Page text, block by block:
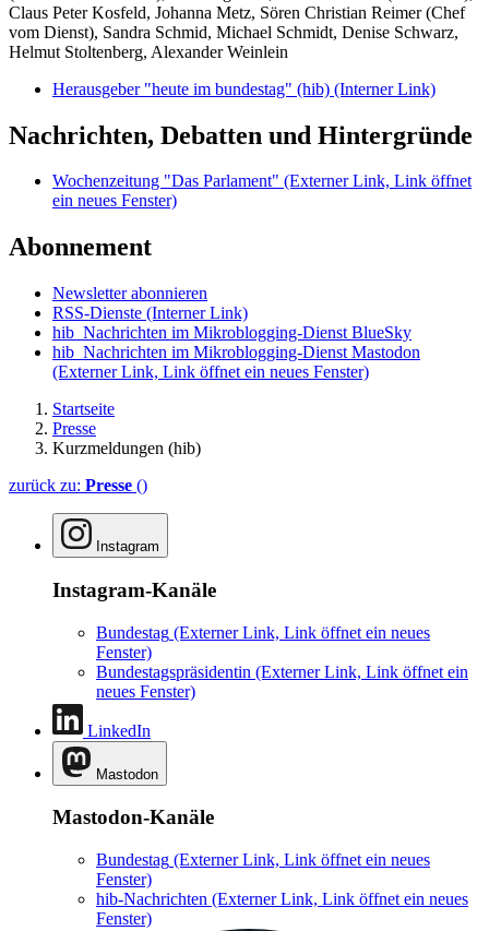
Claus Peter Kosfeld, Johanna Metz, Sören Christian Reimer (Chef
vom Dienst), Sandra Schmid, Michael Schmidt, Denise Schwarz,
Helmut Stoltenberg, Alexander Weinlein
Herausgeber "heute im bundestag" (hib) (Interner Link)
Nachrichten, Debatten und Hintergründe
Wochenzeitung "Das Parlament" (Externer Link, Link öffnet
ein neues Fenster)
Abonnement
Newsletter abonnieren
RSS-Dienste (Interner Link)
hib_Nachrichten im Mikroblogging-Dienst BlueSky
hib_Nachrichten im Mikroblogging-Dienst Mastodon
(Externer Link, Link öffnet ein neues Fenster)
Startseite
Presse
Kurzmeldungen (hib)
zurück zu: Presse ()
Instagram
Instagram-Kanäle
Bundestag (Externer Link, Link öffnet ein neues
Fenster)
Bundestagspräsidentin (Externer Link, Link öffnet ein
neues Fenster)
LinkedIn
Mastodon
Mastodon-Kanäle
Bundestag (Externer Link, Link öffnet ein neues
Fenster)
hib-Nachrichten (Externer Link, Link öffnet ein neues
Fenster)